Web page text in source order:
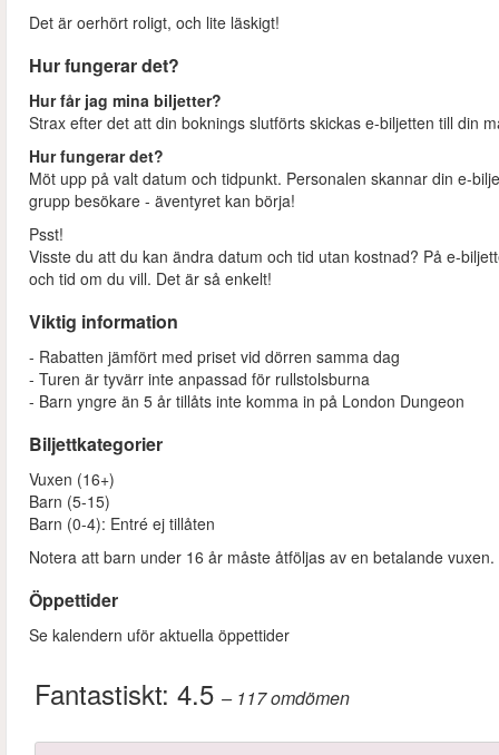
Det är oerhört roligt, och lite läskigt!
Hur fungerar det?
Hur får jag mina biljetter?
Strax efter det att din boknings slutförts skickas e-biljetten till din
Hur fungerar det?
Möt upp på valt datum och tidpunkt. Personalen skannar din e-
grupp besökare - äventyret kan börja!
Psst!
Visste du att du kan ändra datum och tid utan kostnad? På e-
och tid om du vill. Det är så enkelt!
Viktig information
- Rabatten jämfört med priset vid dörren samma dag
- Turen är tyvärr inte anpassad för rullstolsburna
- Barn yngre än 5 år tillåts inte komma in på London Dungeon
Biljettkategorier
Vuxen (16+)
Barn (5-15)
Barn (0-4): Entré ej tillåten
Notera att barn under 16 år måste åtföljas av en betalande
Öppettider
Se kalendern uför aktuella öppettider
Fantastiskt: 4.5 – 117omdömen